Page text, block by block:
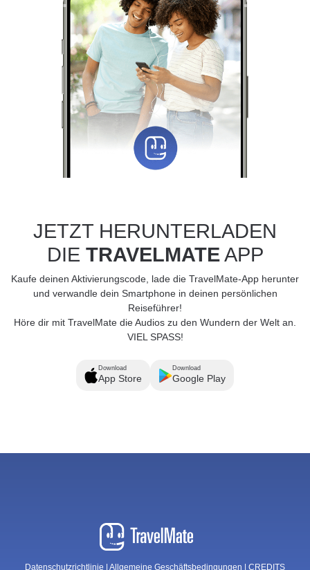
JETZT HERUNTERLADEN
DIE TRAVELMATEAPP
Kaufe deinen Aktivierungscode, lade die TravelMate-App herunter
und verwandle dein Smartphone in deinen persönlichen
Reiseführer!
Höre dir mit TravelMate die Audios zu den Wundern der Welt an.
VIEL SPASS!
Download
App Store
Download
Google Play
Datenschutzrichtlinie Allgemeine Geschäftsbedingungen CREDITS